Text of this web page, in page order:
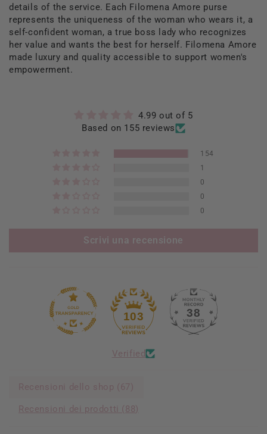
details of the service. Each Filomena Amore purse
represents the uniqueness of the woman who wears it, a
self-confident woman, a true boss lady who recognizes
her value and wants the best for herself. Filomena Amore
made luxury and quality accessible to support women's
empowerment.
4.99 out of 5
Based on 155 reviews
154
1
0
0
0
Scrivi una recensione
103 38
Verified
Recensioni dello shop ( 67 )
Recensioni dei prodotti (88)